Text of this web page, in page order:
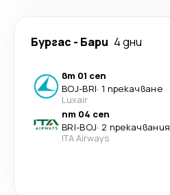
Бургас - Бари 4 дни
вт 01 сеп
BOJ-BRI· 1 прекачване
Luxair
пт 04 сеп
BRI-BOJ· 2 прекачвания
ITA Airways